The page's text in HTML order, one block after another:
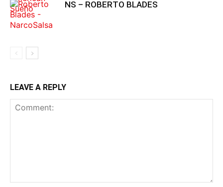
NS – ROBERTO BLADES
LEAVE A REPLY